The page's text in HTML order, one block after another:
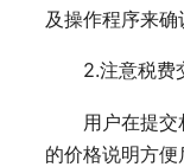
及操作程序来确
2.注意税费
用户在提
的价格说明方